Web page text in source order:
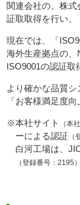
関連会社の、株式
証取取得を行い、
現在では、「
海外生産拠点の、
ISO9001の認証取
より確かな品質シ
「お客様満足度
※本社サイト （本
ーによる認証 （
白河工場は、
（登録番号：2195）